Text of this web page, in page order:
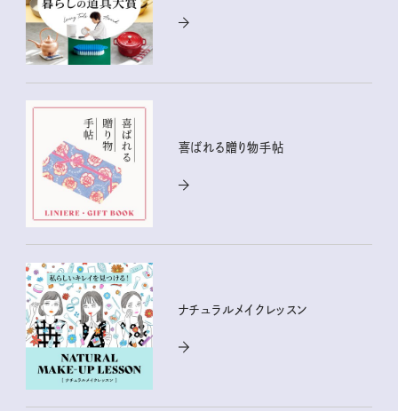
喜ばれる贈り物手帖
ナチュラルメイクレッスン